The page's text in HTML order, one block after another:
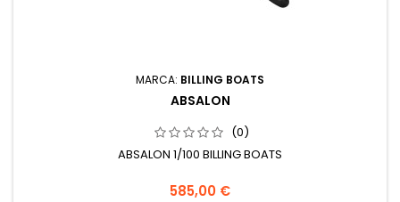
MARCA: BILLING BOATS
ABSALON
(0)
ABSALON 1/100 BILLING BOATS
585,00 €